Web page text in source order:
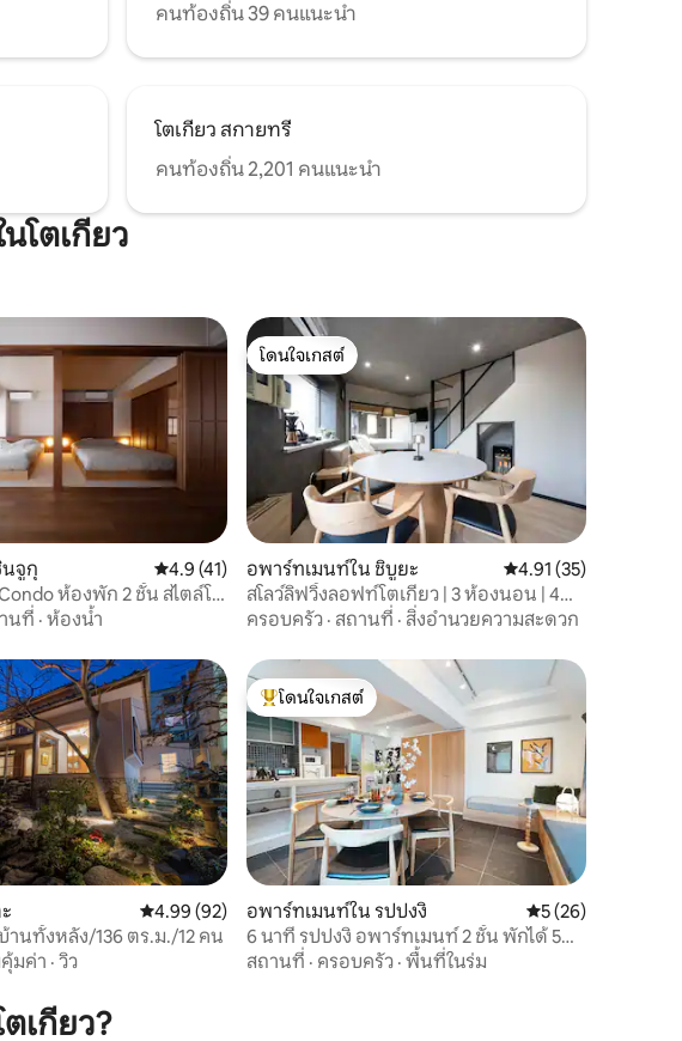
เขียวชอุ่มและแม่น้ำสุมิดะที่
โตเกียวใกล้กับโรงแรม และ
คุณสามารถสัมผัสได้ถึง
คนท้องถิ่น 39 คนแนะนำ
โตเกียว สกายทรี
คนท้องถิ่น 2,201 คนแนะนำ
โตเกียว
วิว
นจูกุ คะแนนเฉลี่ย 4.9 จาก 5, 41 รีวิว
4.9 (41)
ห้องพัก 2 ชั้น สไตล์โม
นที่ · ห้องน้ำ
โดนใจเกสต์
โดนใจเกสต์
อพาร์ทเมนท์ใน ชิบูยะ คะแนนเฉลี่ย 4.91 จาก
4.91 (35)
สโลว์ลิฟวิ้งลอฟท์โตเกียว | 3 ห้องนอน | 4
นาทีถึงสถานี
ครอบครัว · สถานที่ · สิ่งอำนวยความสะดวก
ว คะแนนเฉลี่ย 4.99 จาก 5, 92 รีวิว
4.99 (92)
นทั้งหลัง/136 ตร.ม./12 คน
มค่า · วิว
โดนใจเกสต์ที่สุด
โดนใจเกสต์
อพาร์ทเมนท์ใน รปปงงิ คะแนนเฉลี่ย 5 จาก
5 (26)
6 นาที รปปงงิ อพาร์ทเมนท์ 2 ชั้น พักได้ 5
คน ใกล้ชิบูย่า
สถานที่ · ครอบครัว · พื้นที่ในร่ม
เกียว?